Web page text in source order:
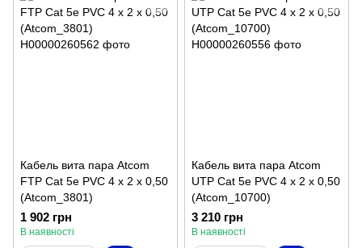
Кабель вита пара Atcom
FTP Cat 5e PVC 4 х 2 х 0,50
(Atcom_3801)
1 902 грн
В наявності
Кабель вита пара Atcom
UTP Cat 5e PVC 4 х 2 х 0,50
(Atcom_10700)
3 210 грн
В наявності